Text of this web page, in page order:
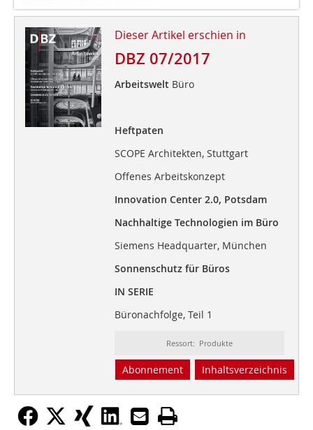
Dieser Artikel erschien in
DBZ 07/2017
Arbeitswelt Büro
Heftpaten
SCOPE Architekten, Stuttgart
Offenes Arbeitskonzept
Innovation Center 2.0, Potsdam
Nachhaltige Technologien im Büro
Siemens Headquarter, München
Sonnenschutz für Büros
IN SERIE
Büronachfolge, Teil 1
Ressort: Produkte
Abonnement Inhaltsverzeichnis